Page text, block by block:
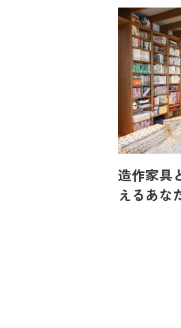
造作家具
えるあな